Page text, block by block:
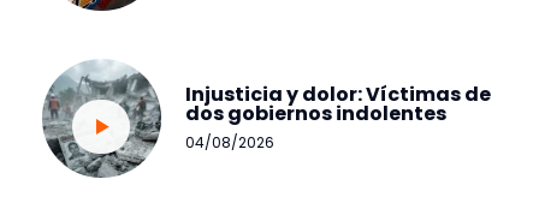
Injusticia y dolor: Víctimas de
dos gobiernos indolentes
04/08/2026